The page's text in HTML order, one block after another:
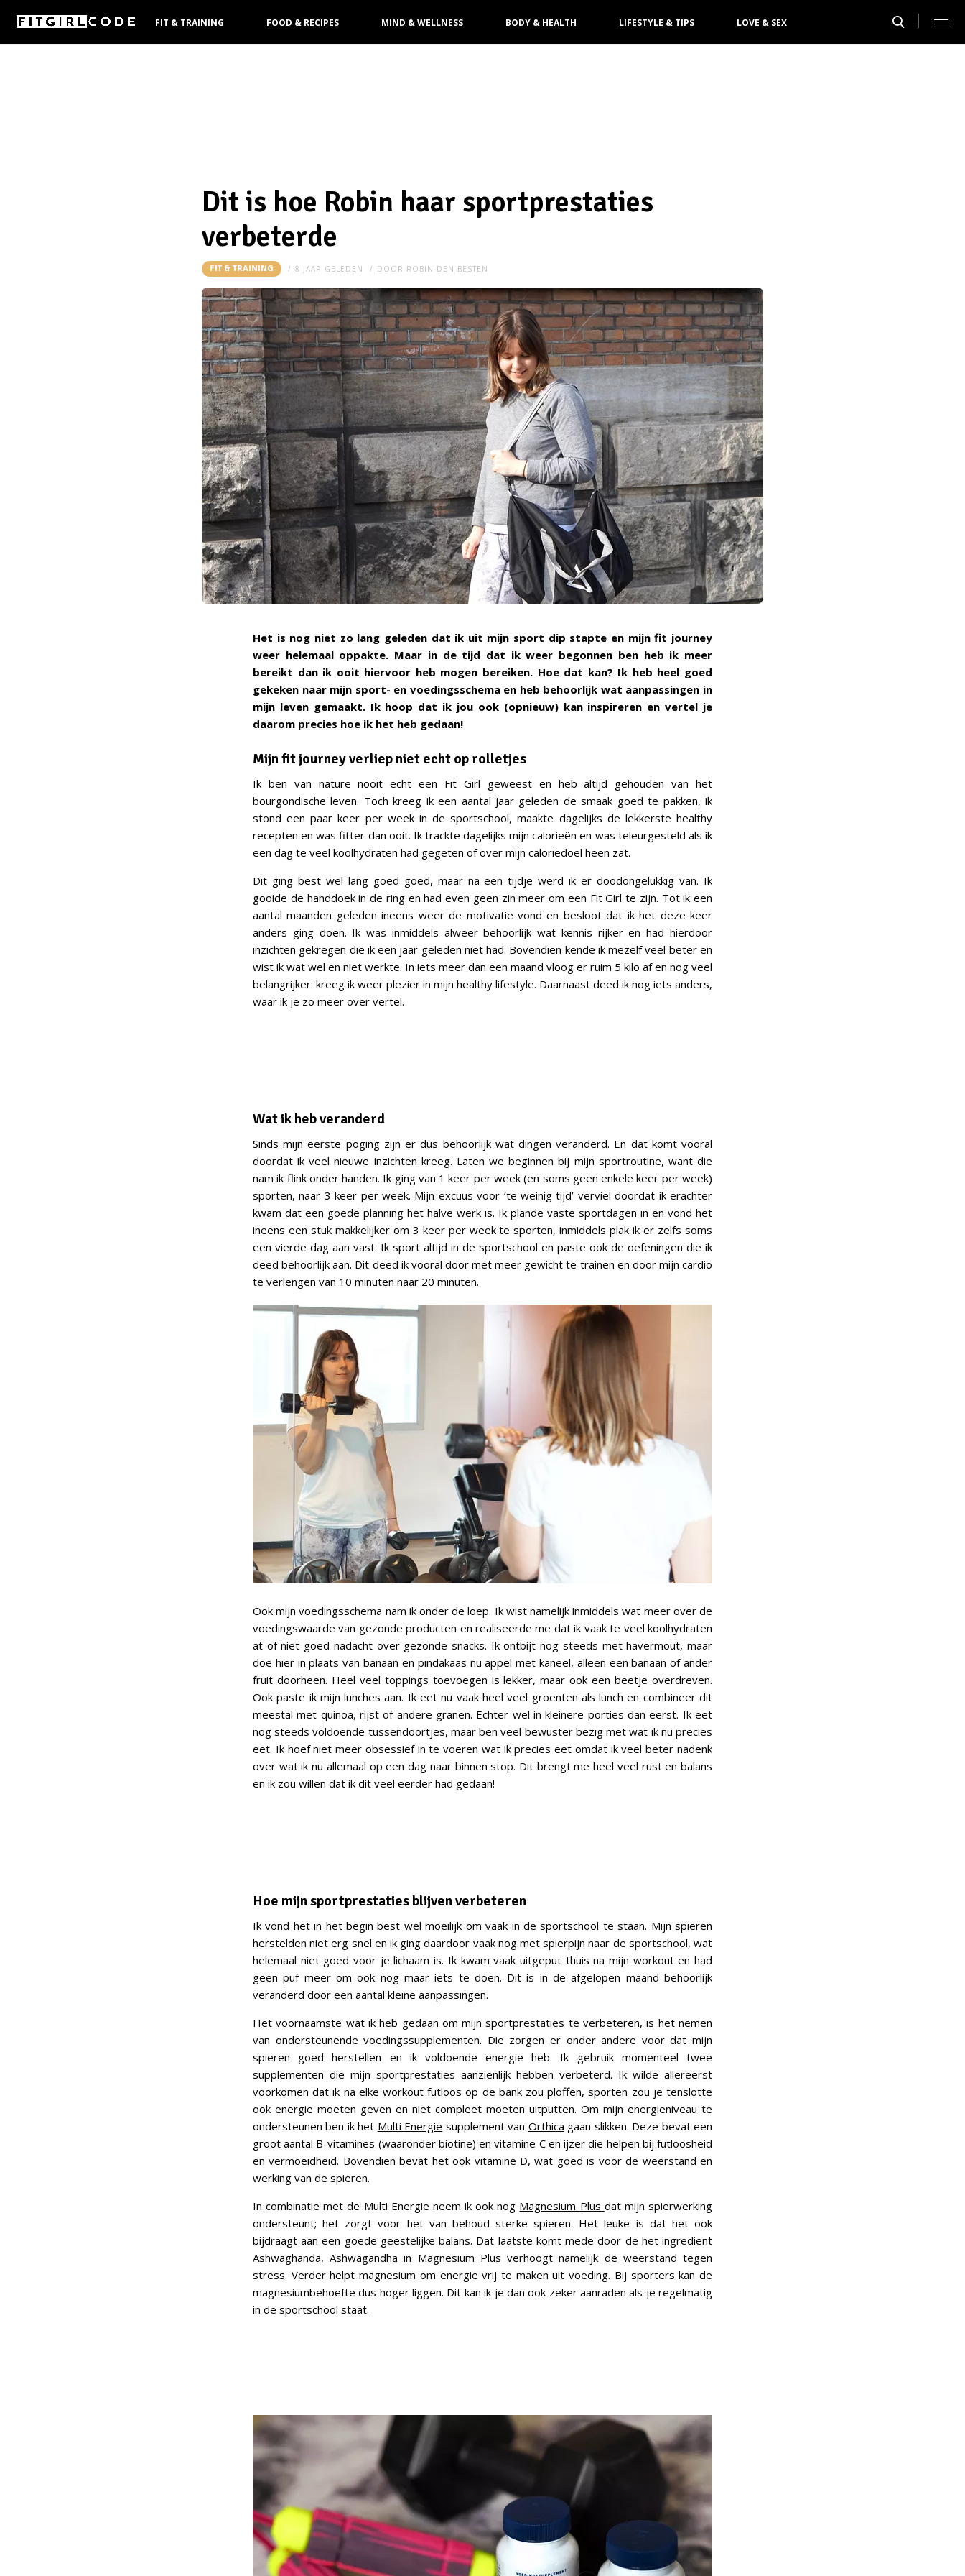
FIT & TRAINING FOOD & RECIPES MIND & WELLNESS BODY & HEALTH LIFESTYLE & TIPS LOVE & SEX
Dit is hoe Robin haar sportprestaties
verbeterde
FIT & TRAINING 8 JAAR GELEDEN DOOR ROBIN-DEN-BESTEN
Het is nog niet zo lang geleden dat ik uit mijn sport dip stapte en mijn fit journey
weer helemaal oppakte. Maar in de tijd dat ik weer begonnen ben heb ik meer
bereikt dan ik ooit hiervoor heb mogen bereiken. Hoe dat kan? Ik heb heel goed
gekeken naar mijn sport- en voedingsschema en heb behoorlijk wat aanpassingen in
mijn leven gemaakt. Ik hoop dat ik jou ook (opnieuw) kan inspireren en vertel je
daarom precies hoe ik het heb gedaan!
Mijn fit journey verliep niet echt op rolletjes
Ik ben van nature nooit echt een Fit Girl geweest en heb altijd gehouden van het
bourgondische leven. Toch kreeg ik een aantal jaar geleden de smaak goed te pakken, ik
stond een paar keer per week in de sportschool, maakte dagelijks de lekkerste healthy
recepten en was fitter dan ooit. Ik trackte dagelijks mijn calorieën en was teleurgesteld als ik
een dag te veel koolhydraten had gegeten of over mijn caloriedoel heen zat.
Dit ging best wel lang goed goed, maar na een tijdje werd ik er doodongelukkig van. Ik
gooide de handdoek in de ring en had even geen zin meer om een Fit Girl te zijn. Tot ik een
aantal maanden geleden ineens weer de motivatie vond en besloot dat ik het deze keer
anders ging doen. Ik was inmiddels alweer behoorlijk wat kennis rijker en had hierdoor
inzichten gekregen die ik een jaar geleden niet had. Bovendien kende ik mezelf veel beter en
wist ik wat wel en niet werkte. In iets meer dan een maand vloog er ruim 5 kilo af en nog veel
belangrijker: kreeg ik weer plezier in mijn healthy lifestyle. Daarnaast deed ik nog iets anders,
waar ik je zo meer over vertel.
Wat ik heb veranderd
Sinds mijn eerste poging zijn er dus behoorlijk wat dingen veranderd. En dat komt vooral
doordat ik veel nieuwe inzichten kreeg. Laten we beginnen bij mijn sportroutine, want die
nam ik flink onder handen. Ik ging van 1 keer per week (en soms geen enkele keer per week)
sporten, naar 3 keer per week. Mijn excuus voor ‘te weinig tijd’ verviel doordat ik erachter
kwam dat een goede planning het halve werk is. Ik plande vaste sportdagen in en vond het
ineens een stuk makkelijker om 3 keer per week te sporten, inmiddels plak ik er zelfs soms
een vierde dag aan vast. Ik sport altijd in de sportschool en paste ook de oefeningen die ik
deed behoorlijk aan. Dit deed ik vooral door met meer gewicht te trainen en door mijn cardio
te verlengen van 10 minuten naar 20 minuten.
Ook mijn voedingsschema nam ik onder de loep. Ik wist namelijk inmiddels wat meer over de
voedingswaarde van gezonde producten en realiseerde me dat ik vaak te veel koolhydraten
at of niet goed nadacht over gezonde snacks. Ik ontbijt nog steeds met havermout, maar
doe hier in plaats van banaan en pindakaas nu appel met kaneel, alleen een banaan of ander
fruit doorheen. Heel veel toppings toevoegen is lekker, maar ook een beetje overdreven.
Ook paste ik mijn lunches aan. Ik eet nu vaak heel veel groenten als lunch en combineer dit
meestal met quinoa, rijst of andere granen. Echter wel in kleinere porties dan eerst. Ik eet
nog steeds voldoende tussendoortjes, maar ben veel bewuster bezig met wat ik nu precies
eet. Ik hoef niet meer obsessief in te voeren wat ik precies eet omdat ik veel beter nadenk
over wat ik nu allemaal op een dag naar binnen stop. Dit brengt me heel veel rust en balans
en ik zou willen dat ik dit veel eerder had gedaan!
Hoe mijn sportprestaties blijven verbeteren
Ik vond het in het begin best wel moeilijk om vaak in de sportschool te staan. Mijn spieren
herstelden niet erg snel en ik ging daardoor vaak nog met spierpijn naar de sportschool, wat
helemaal niet goed voor je lichaam is. Ik kwam vaak uitgeput thuis na mijn workout en had
geen puf meer om ook nog maar iets te doen. Dit is in de afgelopen maand behoorlijk
veranderd door een aantal kleine aanpassingen.
Het voornaamste wat ik heb gedaan om mijn sportprestaties te verbeteren, is het nemen
van ondersteunende voedingssupplementen. Die zorgen er onder andere voor dat mijn
spieren goed herstellen en ik voldoende energie heb. Ik gebruik momenteel twee
supplementen die mijn sportprestaties aanzienlijk hebben verbeterd. Ik wilde allereerst
voorkomen dat ik na elke workout futloos op de bank zou ploffen, sporten zou je tenslotte
ook energie moeten geven en niet compleet moeten uitputten. Om mijn energieniveau te
ondersteunen ben ik het Multi Energie supplement van Orthica gaan slikken. Deze bevat een
groot aantal B-vitamines (waaronder biotine) en vitamine C en ijzer die helpen bij futloosheid
en vermoeidheid. Bovendien bevat het ook vitamine D, wat goed is voor de weerstand en
werking van de spieren.
In combinatie met de Multi Energie neem ik ook nog Magnesium Plus dat mijn spierwerking
ondersteunt; het zorgt voor het van behoud sterke spieren. Het leuke is dat het ook
bijdraagt aan een goede geestelijke balans. Dat laatste komt mede door de het ingredient
Ashwaghanda, Ashwagandha in Magnesium Plus verhoogt namelijk de weerstand tegen
stress. Verder helpt magnesium om energie vrij te maken uit voeding. Bij sporters kan de
magnesiumbehoefte dus hoger liggen. Dit kan ik je dan ook zeker aanraden als je regelmatig
in de sportschool staat.